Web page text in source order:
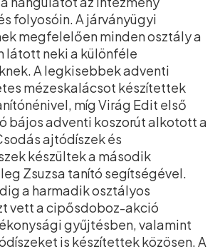
folyosóin. A járványügyi
megfelelően minden osztály a
látott neki a különféle
A legkisebbek adventi
mézeskalácsot készítettek
míg Virág Edit első
bájos adventi koszorút alkotott a
ajtódíszek és
készültek a második
Zsuzsa tanító segítségével.
a harmadik osztályos
vett a cipősdoboz-akció
gyűjtésben, valamint
is készítettek közösen. A